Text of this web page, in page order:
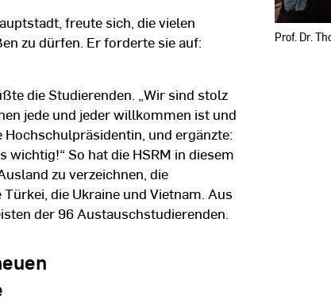
Prof. Dr.
freute sich, die vielen
zu dürfen. Er forderte sie auf:
die Studierenden. „Wir sind stolz
jede und jeder willkommen ist und
Hochschulpräsidentin, und ergänzte:
wichtig!“ So hat die HSRM in diesem
zu verzeichnen, die
die Ukraine und Vietnam. Aus
der 96 Austauschstudierenden.